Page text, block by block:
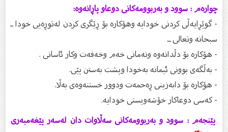
چوارەم : سوود و بەربوومەکانی دوعاو پاڕانەوە:
- گوێڕایەڵی کردنی خودایه وهۆکارە بۆ ڕێگری کردن لەتوڕەیی خودا ـ
سبحانه وتعالى ـ.
- هۆکارە بۆ دڵدانەوە ونەمانی خەم وخەفەت وکار ئاسانی .
- بەڵگەی بوونی ئیمانە بەخودا وپشت بەستن پێی.
- هۆکارە بۆ دابەزینی ڕەحمەت ودوور خستنەوەی بەڵا.
- کەسی دوعاکار خۆشەویستی خودایە.
پێنجەم : سوود و بەربوومەکانی سەڵاوات دان لەسەر پێغەمبەرى